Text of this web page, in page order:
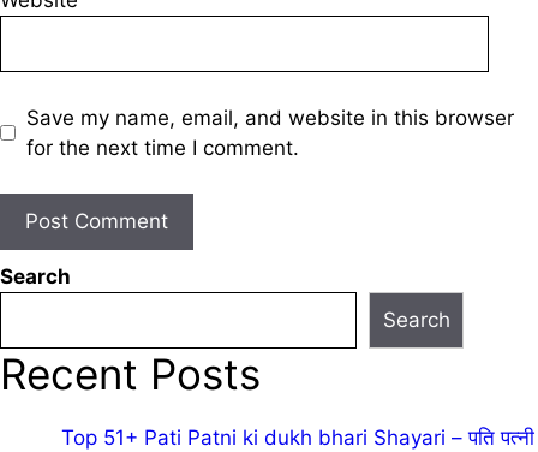
Save my name, email, and website in this browser
for the next time I comment.
Search
Search
Recent Posts
Top 51+ Pati Patni ki dukh bhari Shayari – पति पत्नी